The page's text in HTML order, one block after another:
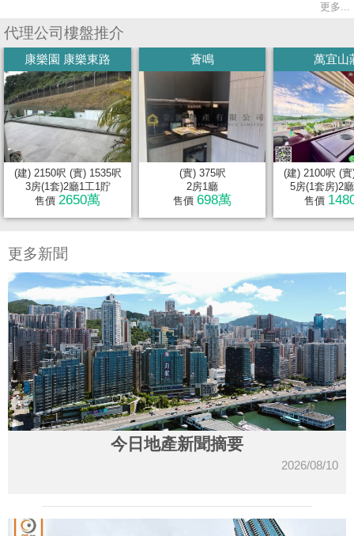
更多...
代理公司樓盤推介
康樂園 康樂東路
(建) 2150呎 (實) 1535呎
3房(1套)2廳1工1貯
售價 2650萬
薈鳴
(實) 375呎
2房1廳
售價 698萬
萬宜山
(建) 2100呎 (
5房(1套房)2
售價
更多新聞
今日地產新聞摘要
2026/08/10